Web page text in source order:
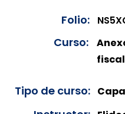
Folio:
Curso:
fiscal
Tipo de curso: